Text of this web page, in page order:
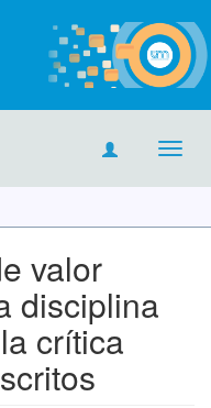
valor
disciplina
crítica